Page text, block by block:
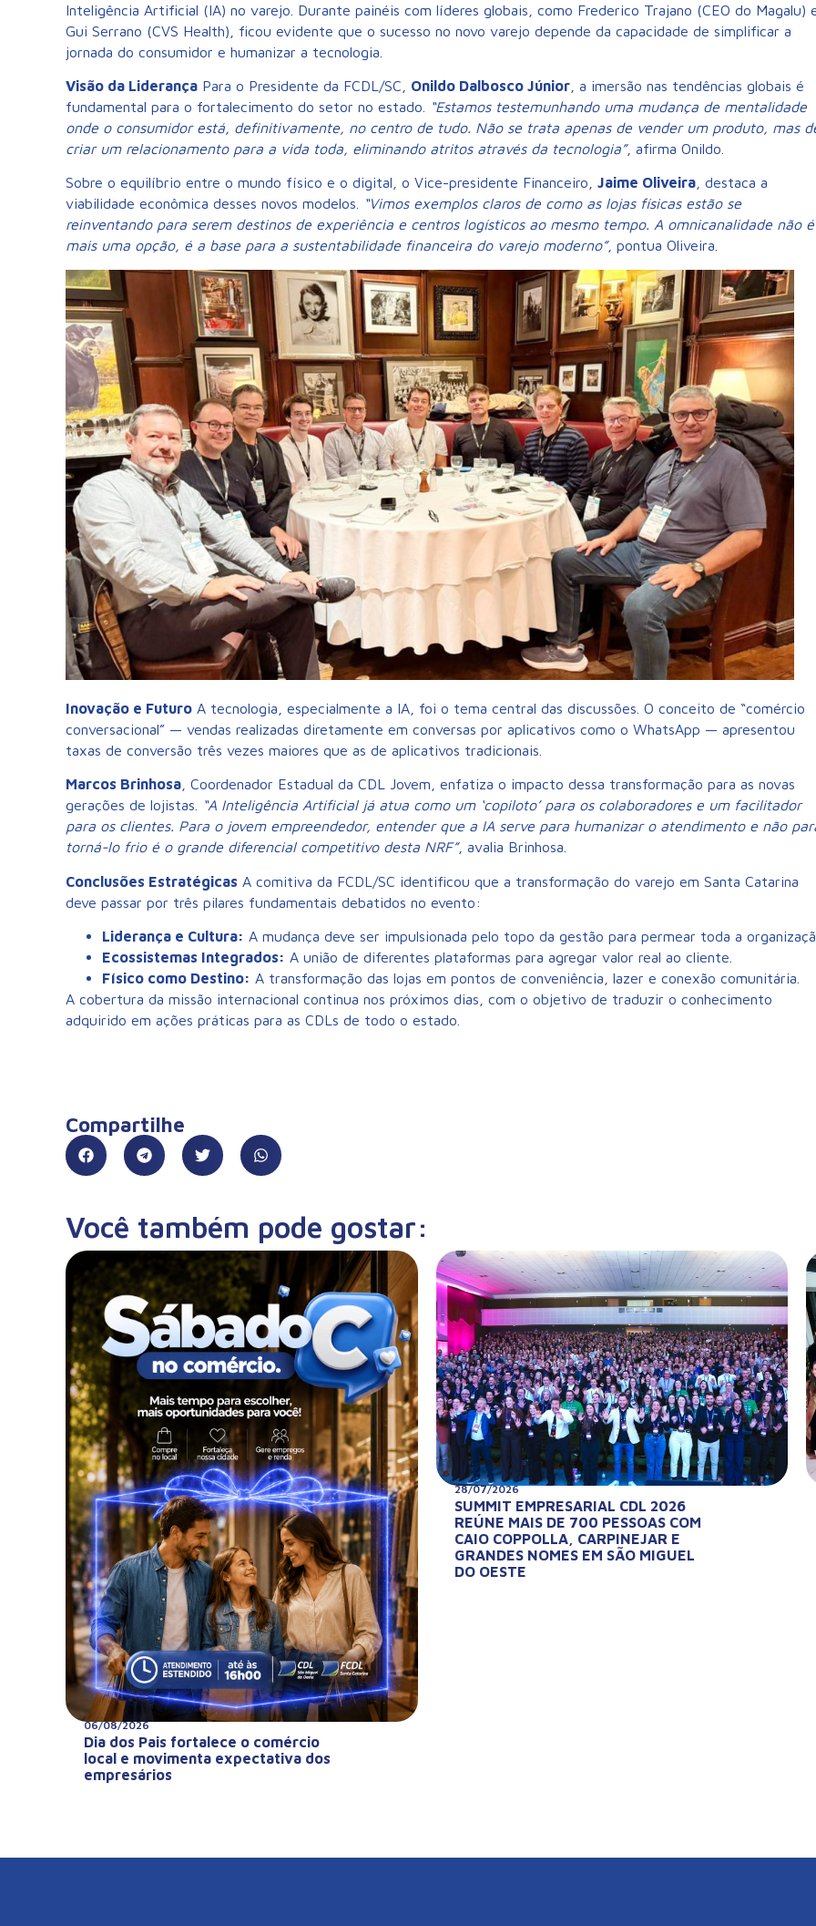
Inteligência Artificial (IA) no varejo. Durante painéis com líderes globais, como Frederico Trajano (CEO do Magalu)
Gui Serrano (CVS Health), ficou evidente que o sucesso no novo varejo depende da capacidade de simplificar a
jornada do consumidor e humanizar a tecnologia.
Visão da Liderança Para o Presidente da FCDL/SC, Onildo Dalbosco Júnior , a imersão nas tendências globais é
fundamental para o fortalecimento do setor no estado.
“Estamos testemunhando uma mudança de mentalidade
onde o consumidor está, definitivamente, no centro de tudo. Não se trata apenas de vender um produto, mas
criar um relacionamento para a vida toda, eliminando atritos através da tecnologia”, afirma Onildo.
Sobre o equilíbrio entre o mundo físico e o digital, o Vice-presidente Financeiro, Jaime Oliveira , destaca a
viabilidade econômica desses novos modelos.
“Vimos exemplos claros de como as lojas físicas estão se
reinventando para serem destinos de experiência e centros logísticos ao mesmo tempo. A omnicanalidade não é
mais uma opção, é a base para a sustentabilidade financeira do varejo moderno”, pontua Oliveira.
Inovação e Futuro A tecnologia, especialmente a IA, foi o tema central das discussões. O conceito de “comércio
conversacional” — vendas realizadas diretamente em conversas por aplicativos como o WhatsApp — apresentou
taxas de conversão três vezes maiores que as de aplicativos tradicionais.
Marcos Brinhosa , Coordenador Estadual da CDL Jovem, enfatiza o impacto dessa transformação para as novas
gerações de lojistas.
“A Inteligência Artificial já atua como um ‘copiloto’ para os colaboradores e um facilitador
para os clientes. Para o jovem empreendedor, entender que a IA serve para humanizar o atendimento e não
torná-lo frio é o grande diferencial competitivo desta NRF”, avalia Brinhosa.
Conclusões Estratégicas A comitiva da FCDL/SC identificou que a transformação do varejo em Santa Catarina
deve passar por três pilares fundamentais debatidos no evento:
Liderança e Cultura: A mudança deve ser impulsionada pelo topo da gestão para permear toda a
Ecossistemas Integrados: A união de diferentes plataformas para agregar valor real ao cliente.
Físico como Destino: A transformação das lojas em pontos de conveniência, lazer e conexão comunitária.
A cobertura da missão internacional continua nos próximos dias, com o objetivo de traduzir o conhecimento
adquirido em ações práticas para as CDLs de todo o estado.
Compartilhe
Você também pode gostar:
06/08/2026
Dia dos Pais fortalece o comércio
local e movimenta expectativa dos
empresários
28/07/2026
SUMMIT EMPRESARIAL CDL 2026
REÚNE MAIS DE 700 PESSOAS COM
CAIO COPPOLLA, CARPINEJAR E
GRANDES NOMES EM SÃO MIGUEL
DO OESTE